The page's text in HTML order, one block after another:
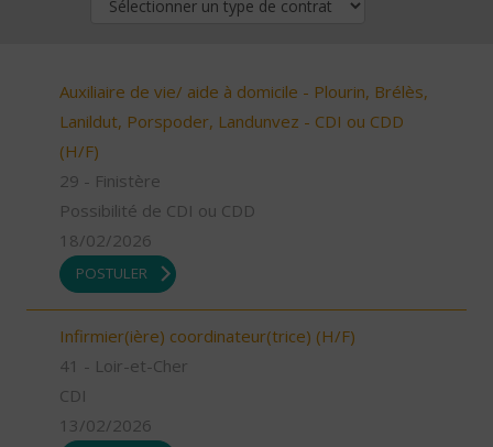
Auxiliaire de vie/ aide à domicile - Plourin, Brélès,
Lanildut, Porspoder, Landunvez - CDI ou CDD
(H/F)
29 - Finistère
Possibilité de CDI ou CDD
18/02/2026
POSTULER
Infirmier(ière) coordinateur(trice) (H/F)
41 - Loir-et-Cher
CDI
13/02/2026